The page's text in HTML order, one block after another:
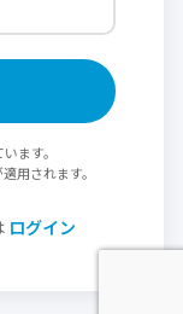
ます。
用されます。
ログイン